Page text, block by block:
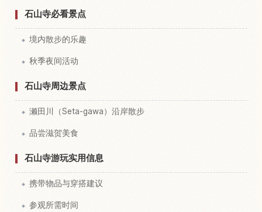
石山寺必看景点
境内散步的乐趣
秋季夜间活动
石山寺周边景点
濑田川（Seta-gawa）沿岸散步
品尝滋贺美食
石山寺游玩实用信息
携带物品与穿搭建议
参观所需时间